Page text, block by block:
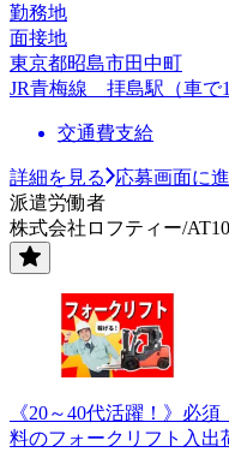
勤務地
面接地
東京都昭島市田中町
JR青梅線 拝島駅（車で
交通費支給
詳細を見る
応募画面に
派遣労働者
株式会社ロフティー/
《20～40代活躍！》必
料のフォークリフト入出